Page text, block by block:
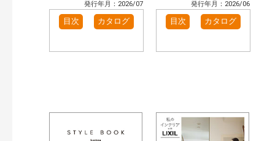
洗面化粧室（6）
トイレ（3）
小型電気温水器（1）
検索
発行年月：2026/07
目次 カタログ
発行年月：2026/06
目次 カタログ